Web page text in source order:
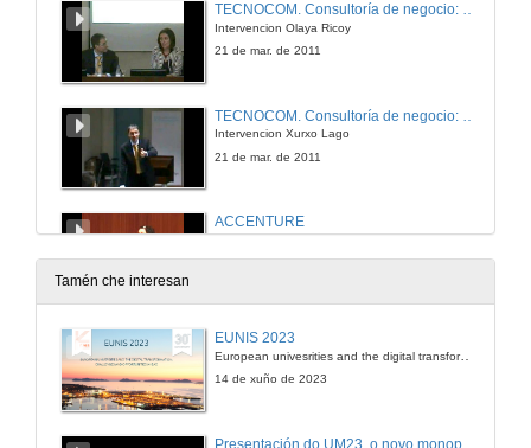
TECNOCOM. Consultoría de negocio: orixen necesidade e práctica
Intervencion Olaya Ricoy
21 de mar. de 2011
Intervencion Xurxo Lago
21 de mar. de 2011
ACCENTURE
21 de mar. de 2011
Quenda de preguntas
Tamén che interesan
EUNIS 2023
European univesrities and the digital transformation: challenges and opportunities ahead
14 de xuño de 2023